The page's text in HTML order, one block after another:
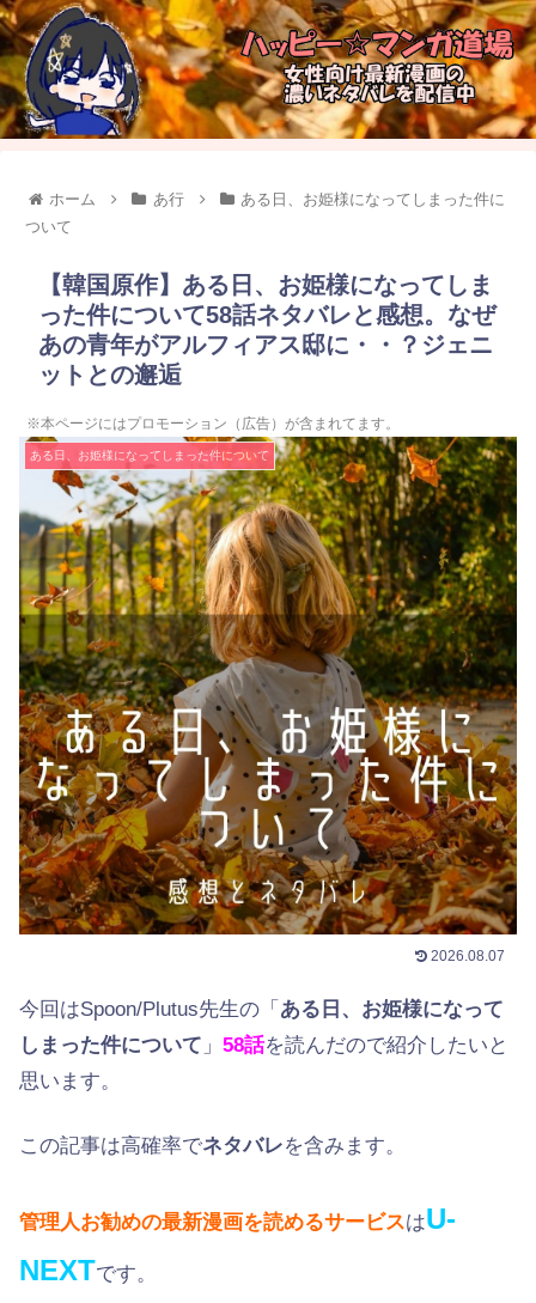
ホーム あ行
ある日、お姫様になってしまった件に
ついて
【韓国原作】ある日、お姫様になってしま
った件について58話ネタバレと感想。なぜ
あの青年がアルフィアス邸に・・？ジェニ
ットとの邂逅
※本ページにはプロモーション（広告）が含まれてます。
ある日、お姫様になってしまった件について
2026.08.07
今回はSpoon/Plutus先生の「 ある日、お姫様になって
しまった件について 」 58話を読んだので紹介したいと
思います。
この記事は高確率でネタバレを含みます。
管理人お勧めの最新漫画を読めるサービスはU-
NEXTです。